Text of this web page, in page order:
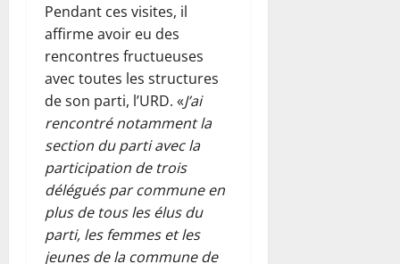
Pendant ces visites, il
affirme avoir eu des
rencontres fructueuses
avec toutes les structures
de son parti, l’URD. «J’ai
rencontré notamment la
section du parti avec la
participation de trois
délégués par commune en
plus de tous les élus du
parti, les femmes et les
jeunes de la commune de